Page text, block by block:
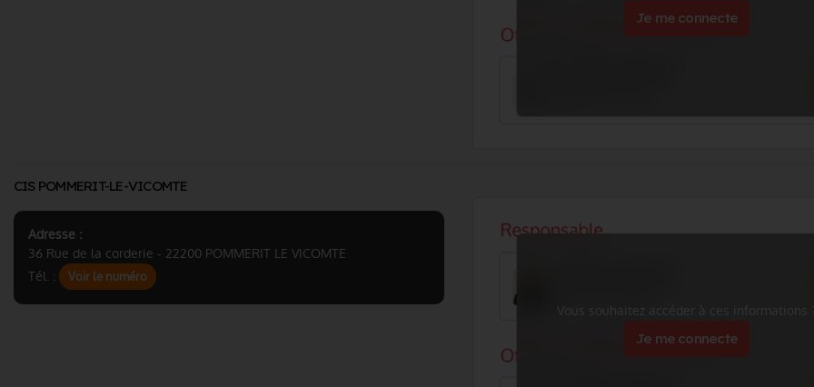
Je me connecte
CIS POMMERIT-LE-VICOMTE
Adresse :
36 Rue de la corderie - 22200 POMMERIT LE VICOMTE
Tél. :
Voir le numéro
Vous souhaitez accéder à ces informations
Je me connecte